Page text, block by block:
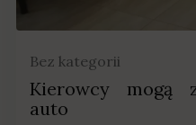
Bez kategorii
Kierowcy mogą
auto